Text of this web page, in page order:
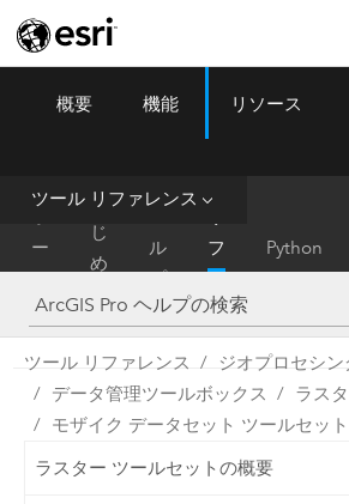
ArcGIS Pro Menu
概要 機能 リソース
ツール リファレンス
ー
ム
は
じ
め
に
ル
プ
フ
ァ
レ
ン
ス
Python
ツール リファレンス
ジオプロセシ
データ管理ツールボックス
ラス
モザイク データセット ツールセット
ラスター ツールセットの概要